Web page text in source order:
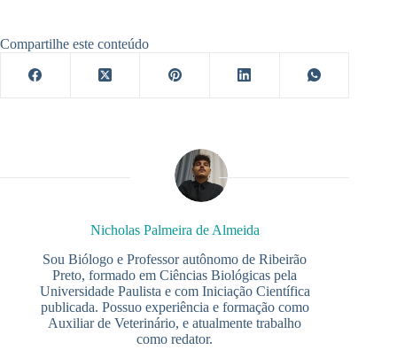
Compartilhe este conteúdo
Nicholas Palmeira de Almeida
Sou Biólogo e Professor autônomo de Ribeirão
Preto, formado em Ciências Biológicas pela
Universidade Paulista e com Iniciação Científica
publicada. Possuo experiência e formação como
Auxiliar de Veterinário, e atualmente trabalho
como redator.